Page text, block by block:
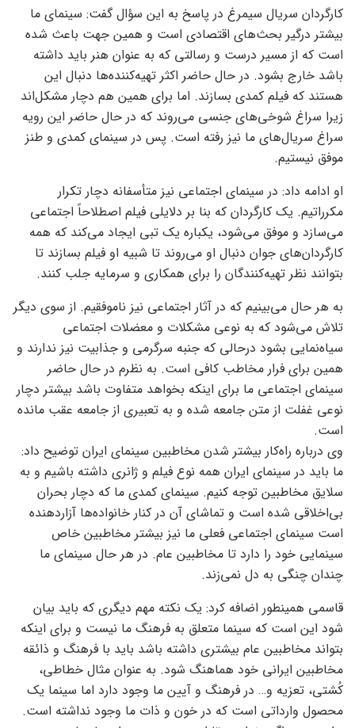
کارگردان سریال سیمرغ در پاسخ به این سؤال گفت: سینمای ما
بیشتر درگیر بحث‌های اقتصادی است و همین جهت باعث شده
است که از مسیر درست و رسالتی که به عنوان هنر باید داشته
باشد خارج بشود. در حال حاضر اکثر تهیه‌کننده‌ها دنبال این
هستند که فیلم کمدی بسازند. اما برای همین هم دچار مشکل‌اند
زیرا سراغ شوخی‌های جنسی می‌روند که در حال حاضر این رویه
سراغ سریال‌های ما نیز رفته است. پس در سینمای کمدی و طنز
موفق نیستیم.
او ادامه داد: در سینمای اجتماعی نیز متأسفانه دچار تکرار
مکرراتیم. یک کارگردان که بنا بر دلایلی فیلم اصطلاحاً اجتماعی
می‌سازد و موفق می‌شود، یکباره یک تبی ایجاد می‌کند که همه
کارگردان‌های جوان دنبال او می‌روند تا شبیه او فیلم بسازند تا
بتوانند نظر تهیه‌کنندگان را برای همکاری و سرمایه جلب کنند.
به هر حال می‌بینیم که در آثار اجتماعی نیز ناموفقیم. از سوی دیگر
تلاش می‌شود که به نوعی مشکلات و معضلات اجتماعی
سیاه‌نمایی بشود درحالی که جنبه سرگرمی و جذابیت نیز ندارند و
همین برای فرار مخاطب کافی است. به نظرم در حال حاضر
سینمای اجتماعی ما برای اینکه بخواهد متفاوت باشد بیشتر دچار
نوعی غفلت از متن جامعه شده و به تعبیری از جامعه عقب مانده
است.
وی درباره راه‌کار بیشتر شدن مخاطبین سینمای ایران توضیح داد:
ما باید در سینمای ایران همه نوع فیلم و ژانری داشته باشیم و به
سلایق مخاطبین توجه کنیم. سینمای کمدی ما که دچار بحران
بی‌اخلاقی شده است و تماشای آن در کنار خانواده‌ها آزاردهنده
است سینمای اجتماعی فعلی ما نیز بیشتر مخاطبین خاص
سینمایی خود را دارد تا مخاطبین عام. در هر حال سینمای ما
چندان چنگی به دل نمی‌زند.
قاسمی همینطور اضافه کرد: یک نکته مهم دیگری که باید بیان
شود این است که سینما متعلق به فرهنگ ما نیست و برای اینکه
بتواند مخاطبین عام بیشتری داشته باشد باید با فرهنگ و ذائقه
مخاطبین ایرانی خود هماهنگ شود. به عنوان مثال خطاطی،
کُشتی، تعزیه و… در فرهنگ و آیین ما وجود دارد اما سینما یک
محصول وارداتی است که در خون و ذات ما وجود نداشته است.